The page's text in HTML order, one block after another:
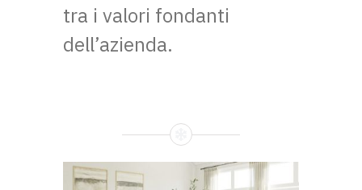
tra i valori fondanti
dell’azienda.